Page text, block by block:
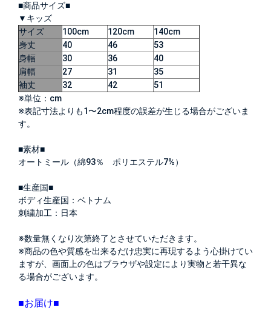
■商品サイズ■
▼キッズ
サイズ
100cm 120cm
140cm
身丈
40 46
53
身幅
30 36
40
肩幅
27 31
35
袖丈
32 42
51
※単位：cm
※表記寸法よりも1〜2cm程度の誤差が生じる場合がございま
す。
■素材■
オートミール（綿93％ ポリエステル7%）
■生産国■
ボディ生産国：ベトナム
刺繍加工：日本
※数量無くなり次第終了とさせていただきます。
※商品の色や質感を出来るだけ忠実に再現するよう心掛けてい
ますが、画面上の色はブラウザや設定により実物と若干異な
る場合がございます。
■お届け■